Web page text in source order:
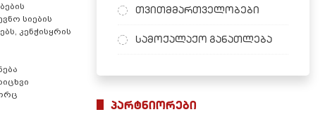
სიების
კენჭისყრის
თვითმმართველობები
სამოქალაქო განათლება
პარტნიორები